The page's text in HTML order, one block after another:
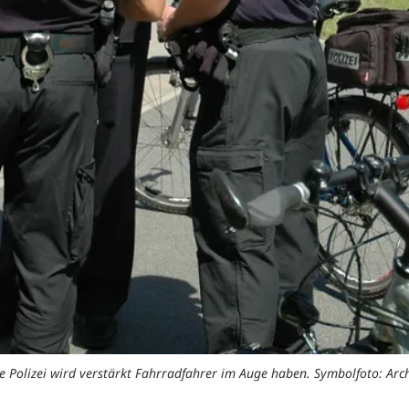
Polizei wird verstärkt Fahrradfahrer im Auge haben. Symbolfoto: